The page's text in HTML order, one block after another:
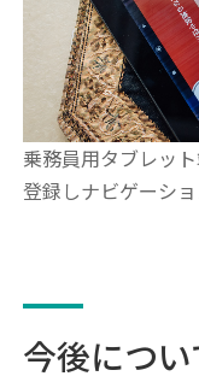
乗務員用タブレッ
登録しナビゲーシ
今後につい